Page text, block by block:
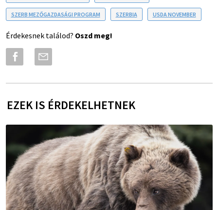
SZERB MEZŐGAZDASÁGI PROGRAM SZERBIA USDA NOVEMBER
Érdekesnek találod? Oszd meg!
EZEK IS ÉRDEKELHETNEK